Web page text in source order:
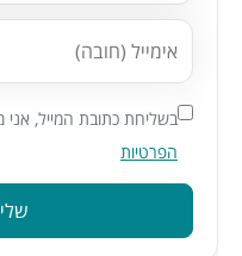
בשליחת כתובת המייל, אני
הפרטיות